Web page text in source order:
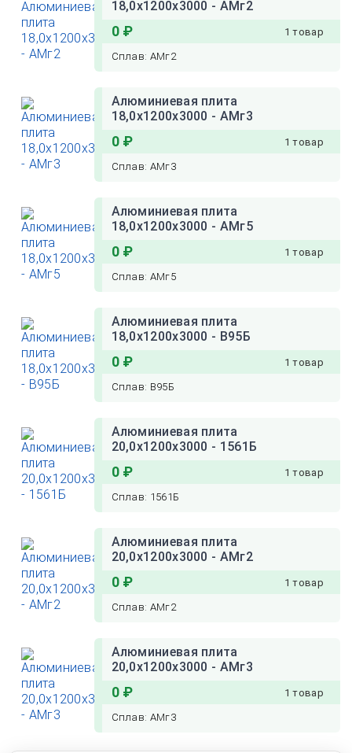
18,0х1200х3000 - АМг2
0 ₽ 1 товар
Сплав: АМг2
Алюминиевая плита
18,0х1200х3000 - АМг3
0 ₽ 1 товар
Сплав: АМг3
Алюминиевая плита
18,0х1200х3000 - АМг5
0 ₽ 1 товар
Сплав: АМг5
Алюминиевая плита
18,0х1200х3000 - В95Б
0 ₽ 1 товар
Сплав: В95Б
Алюминиевая плита
20,0х1200х3000 - 1561Б
0 ₽ 1 товар
Сплав: 1561Б
Алюминиевая плита
20,0х1200х3000 - АМг2
0 ₽ 1 товар
Сплав: АМг2
Алюминиевая плита
20,0х1200х3000 - АМг3
0 ₽ 1 товар
Сплав: АМг3